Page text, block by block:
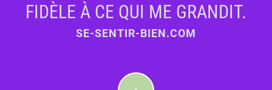
FIDÈLE À CE QUI ME GRANDIT.
SE-SENTIR-BIEN.COM